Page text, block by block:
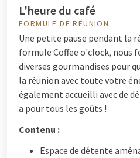
L'heure du café
FORMULE DE RÉUNION
Une petite pause pendant la
formule Coffee o'clock, nous
diverses gourmandises pour
la réunion avec toute votre
également accueilli avec de
a pour tous les goûts !
Contenu :
Espace de détente